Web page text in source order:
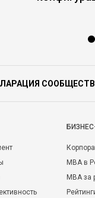
MBA в
MBA